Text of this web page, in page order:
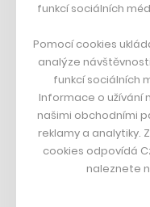
Francouzský
Dva golfisti, co
DESIGN
Bomma není tichá
Originální hodinky
Nábytek z betonu
funkcí sociálních
Pomocí cookies
analýze
funkcí sociálních
Informace o užívání
našimi obchodními
reklamy a analytiky.
cookies odpovídá
naleznete